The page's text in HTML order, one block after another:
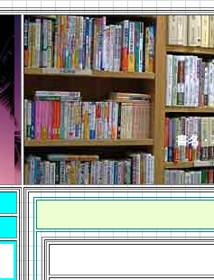
書名